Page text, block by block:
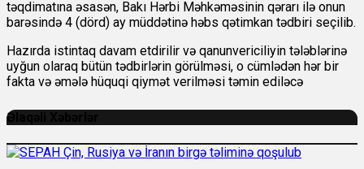
təqdimatına əsasən, Bakı Hərbi Məhkəməsinin qərarı ilə onun
barəsində 4 (dörd) ay müddətinə həbs qətimkan tədbiri seçilib.
Hazırda istintaq davam etdirilir və qanunvericiliyin tələblərinə
uyğun olaraq bütün tədbirlərin görülməsi, o cümlədən hər bir
fakta və əmələ hüquqi qiymət verilməsi təmin ediləcə
Əlaqəli Xəbərlər